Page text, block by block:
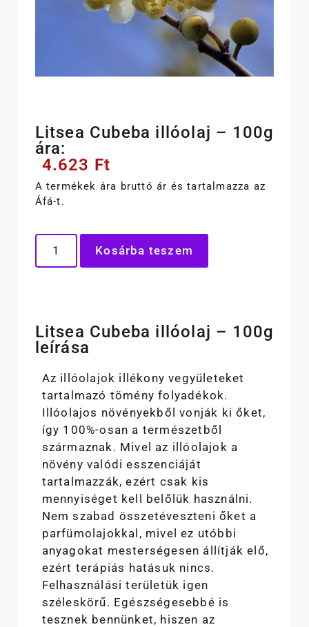
Litsea Cubeba illóolaj – 100g
ára:
4.623 Ft
A termékek ára bruttó ár és tartalmazza az
Áfá-t.
Kosárba teszem
Litsea Cubeba illóolaj – 100g
leírása
Az illóolajok illékony vegyületeket
tartalmazó tömény folyadékok.
Illóolajos növényekből vonják ki őket,
így 100%-osan a természetből
származnak. Mivel az illóolajok a
növény valódi esszenciáját
tartalmazzák, ezért csak kis
mennyiséget kell belőlük használni.
Nem szabad összetéveszteni őket a
parfümolajokkal, mivel ez utóbbi
anyagokat mesterségesen állítják elő,
ezért terápiás hatásuk nincs.
Felhasználási területük igen
széleskörű. Egészségesebbé is
tesznek bennünket, hiszen az